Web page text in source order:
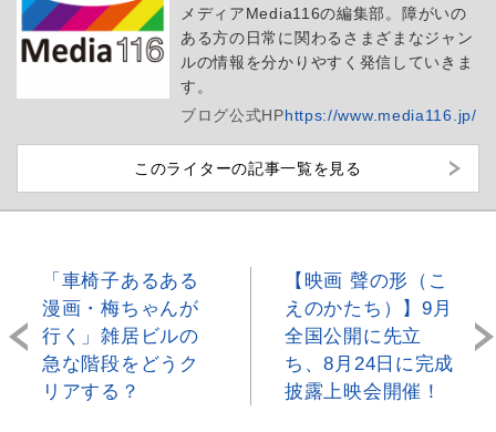
メディアMedia116の編集部。障がいの
ある方の日常に関わるさまざまなジャン
ルの情報を分かりやすく発信していきま
す。
ブログ公式HPhttps://www.media116.jp/
このライターの記事一覧を見る
「車椅子あるある
漫画・梅ちゃんが
行く」雑居ビルの
急な階段をどうク
リアする？
【映画 聲の形（こ
えのかたち）】9月
全国公開に先立
ち、8月24日に完成
披露上映会開催！